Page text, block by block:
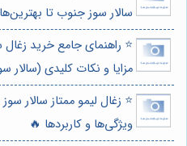
سالار سوز جنوب تا
⭐️ راهنمای جامع خرید زغال
مزایا و نکات کلیدی (سالار
⭐️ زغال لیمو ممتاز سالار
ویژگی‌ها و کاربردها 🔥